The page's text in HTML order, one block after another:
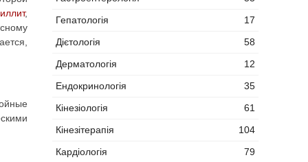
,
Гепатологія
17
Дієтологія
58
Дерматологія
12
Ендокринологія
35
Кінезіологія
61
Кінезітерапія
104
Кардіологія
79